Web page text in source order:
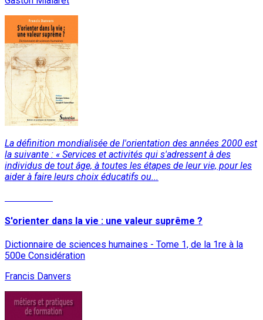
La définition mondialisée de l'orientation des années 2000 est
la suivante : « Services et activités qui s'adressent à des
individus de tout âge, à toutes les étapes de leur vie, pour les
aider à faire leurs choix éducatifs ou...
S'orienter dans la vie : une valeur suprême ?
Dictionnaire de sciences humaines - Tome 1, de la 1re à la
500e Considération
Francis Danvers